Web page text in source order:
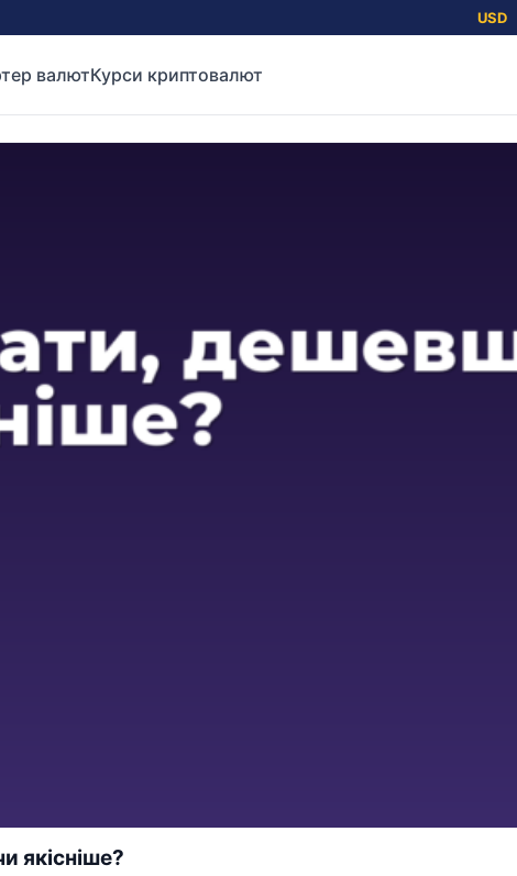
USD
валютКурси криптовалют
якісніше?